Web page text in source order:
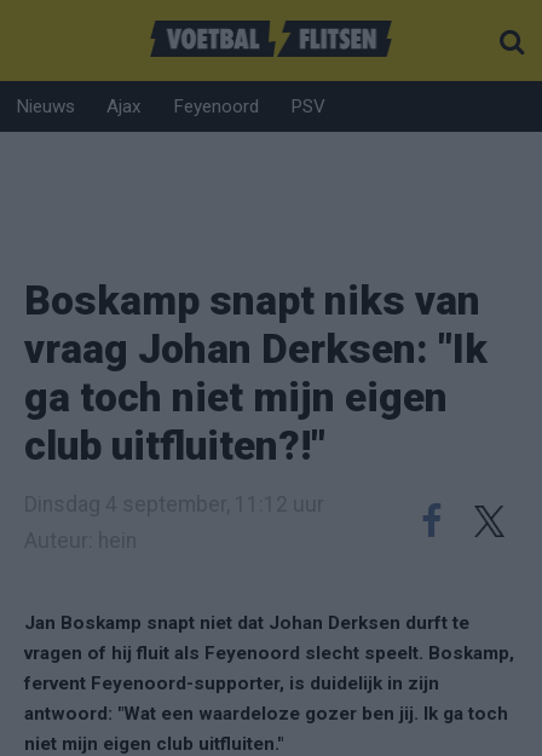
Nieuws Ajax Feyenoord PSV
Boskamp snapt niks van
vraag Johan Derksen: "Ik
ga toch niet mijn eigen
club uitfluiten?!"
Jan Boskamp snapt niet dat Johan Derksen durft te
vragen of hij fluit als Feyenoord slecht speelt. Boskamp,
fervent Feyenoord-supporter, is duidelijk in zijn
antwoord: "Wat een waardeloze gozer ben jij. Ik ga toch
niet mijn eigen club uitfluiten."